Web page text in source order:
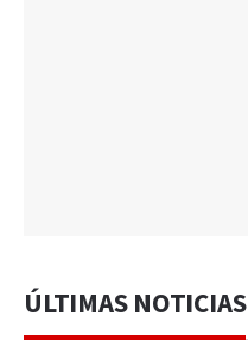
ÚLTIMAS NOTICIAS